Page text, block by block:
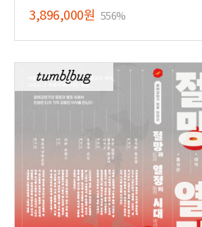
3,896,000원 556%